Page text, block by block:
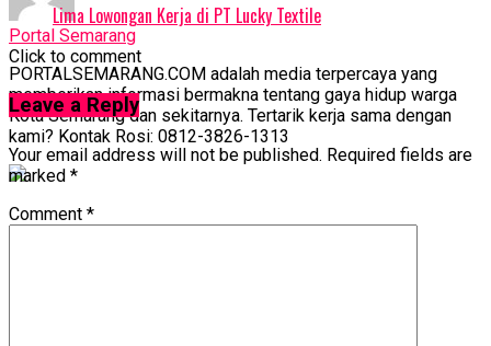
Portal Semarang
PORTALSEMARANG.COM adalah media terpercaya yang
memberikan informasi bermakna tentang gaya hidup warga
Kota Semarang dan sekitarnya. Tertarik kerja sama dengan
kami? Kontak Rosi: 0812-3826-1313
Lima Lowongan Kerja di PT Lucky Textile
Click to comment
Leave a Reply
Your email address will not be published. Required fields are
marked *
Comment *